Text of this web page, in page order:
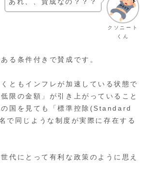
クソニート
くん
る条件付きで賛成です。
ともインフレが加速している状態で
低限の金額」が引き上がっていること
の国を見ても「標準控除(Standard
同じような制度が実際に存在する
代にとって有利な政策のように思え